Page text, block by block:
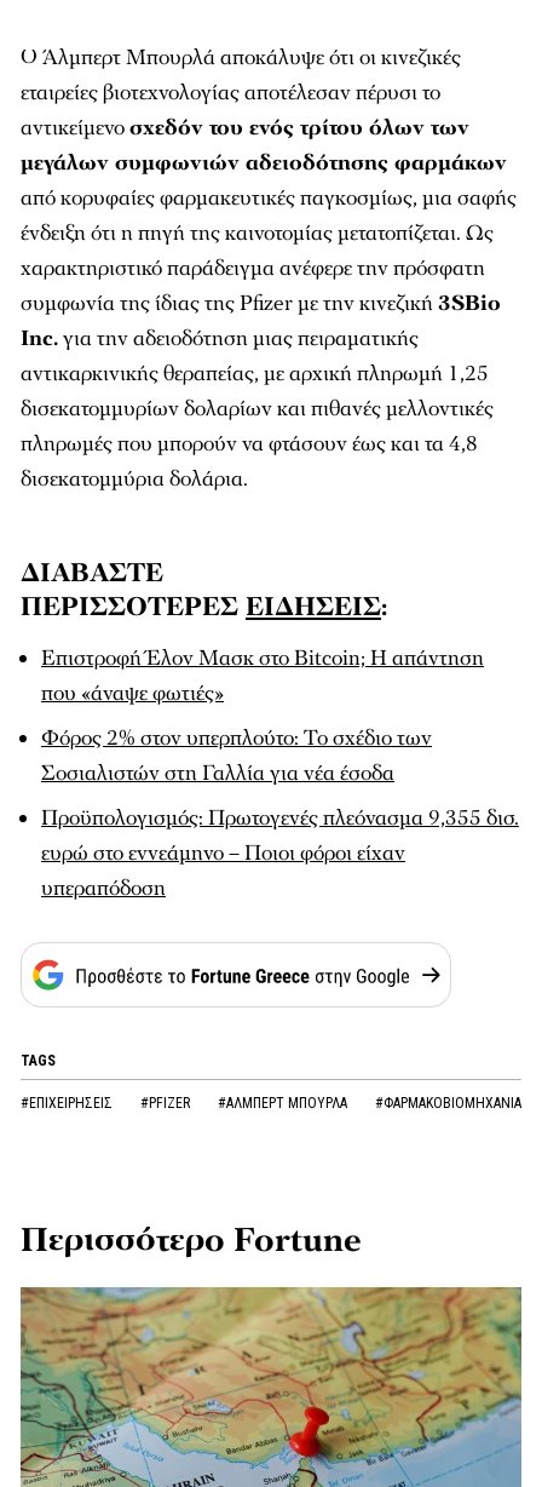
Ο Άλμπερτ Μπουρλά αποκάλυψε ότι οι κινεζικές
εταιρείες βιοτεχνολογίας αποτέλεσαν πέρυσι το
αντικείμενοσχεδόν του ενός τρίτου όλων των
μεγάλων συμφωνιών αδειοδότησης φαρμάκων
από κορυφαίες φαρμακευτικές παγκοσμίως, μια σαφής
ένδειξη ότι η πηγή της καινοτομίας μετατοπίζεται. Ως
χαρακτηριστικό παράδειγμα ανέφερε την πρόσφατη
συμφωνία της ίδιας της Pfizer με την κινεζική3SBio
Inc.για την αδειοδότηση μιας πειραματικής
αντικαρκινικής θεραπείας, με αρχική πληρωμή 1,25
δισεκατομμυρίων δολαρίων και πιθανές μελλοντικές
πληρωμές που μπορούν να φτάσουν έως και τα 4,8
δισεκατομμύρια δολάρια.
ΔΙΑΒΑΣΤΕ
ΠΕΡΙΣΣΟΤΕΡΕΣ ΕΙΔΗΣΕΙΣ:
Επιστροφή Έλον Μασκ στο Bitcoin; Η απάντηση
που «άναψε φωτιές»
Φόρος 2% στον υπερπλούτο: Το σχέδιο των
Σοσιαλιστών στη Γαλλία για νέα έσοδα
Προϋπολογισμός: Πρωτογενές πλεόνασμα 9,355 δισ.
ευρώ στο εννεάμηνο – Ποιοι φόροι είχαν
υπεραπόδοση
TAGS
#ΕΠΙΧΕΙΡΗΣΕΙΣ #PFIZER #ΑΛΜΠΕΡΤ ΜΠΟΥΡΛΑ #ΦΑΡΜΑΚΟΒΙΟΜΗΧΑΝΙΑ
Περισσότερο Fortune